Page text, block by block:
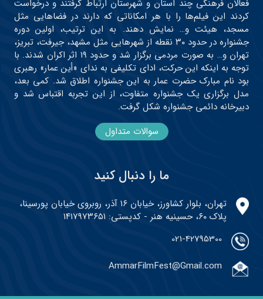
فعالان فرهنگی چند استان و شهرستان ارتباط گرفتند و درخواست
کردند این فیلم‌ها را با هر امکاناتی که دارند در فضاهایی مثل
مسجد، هیئت و… نمایش دهند. به این ترتیب، اولین دوره
جشنواره در حدود ۳۰ نقطه از شهرهایی مثل مشهد، جیرفت، تبریز،
تهران و… به صورت مردمی برگزار شد و حدود ۱۹ اثر اکران شدند. با
توجه به اینکه این حرکت، ادای تکلیفی به ندای «أین عمار» رهبری
بود نام مبارک حضرت عمار به این جشنواره اطلاق شد. کمی بعد،
مدل برگزاری یک جشنواره متفاوت، از این تجربه اقتباس شد و
دبیرخانه دائمی جشنواره شکل گرفت.
سوالات متداول
ما را دنبال کنید
تهران، بلوار کشاورز، خیابان ۱۶ آذر، روبروی خیابان پورسینا،
پلاک ۶۰، حسینیه هنر - کدپستی: ۱۴۱۷۹۷۳۶۵۱
021-42795300
AmmarFilmFest@Gmail.com